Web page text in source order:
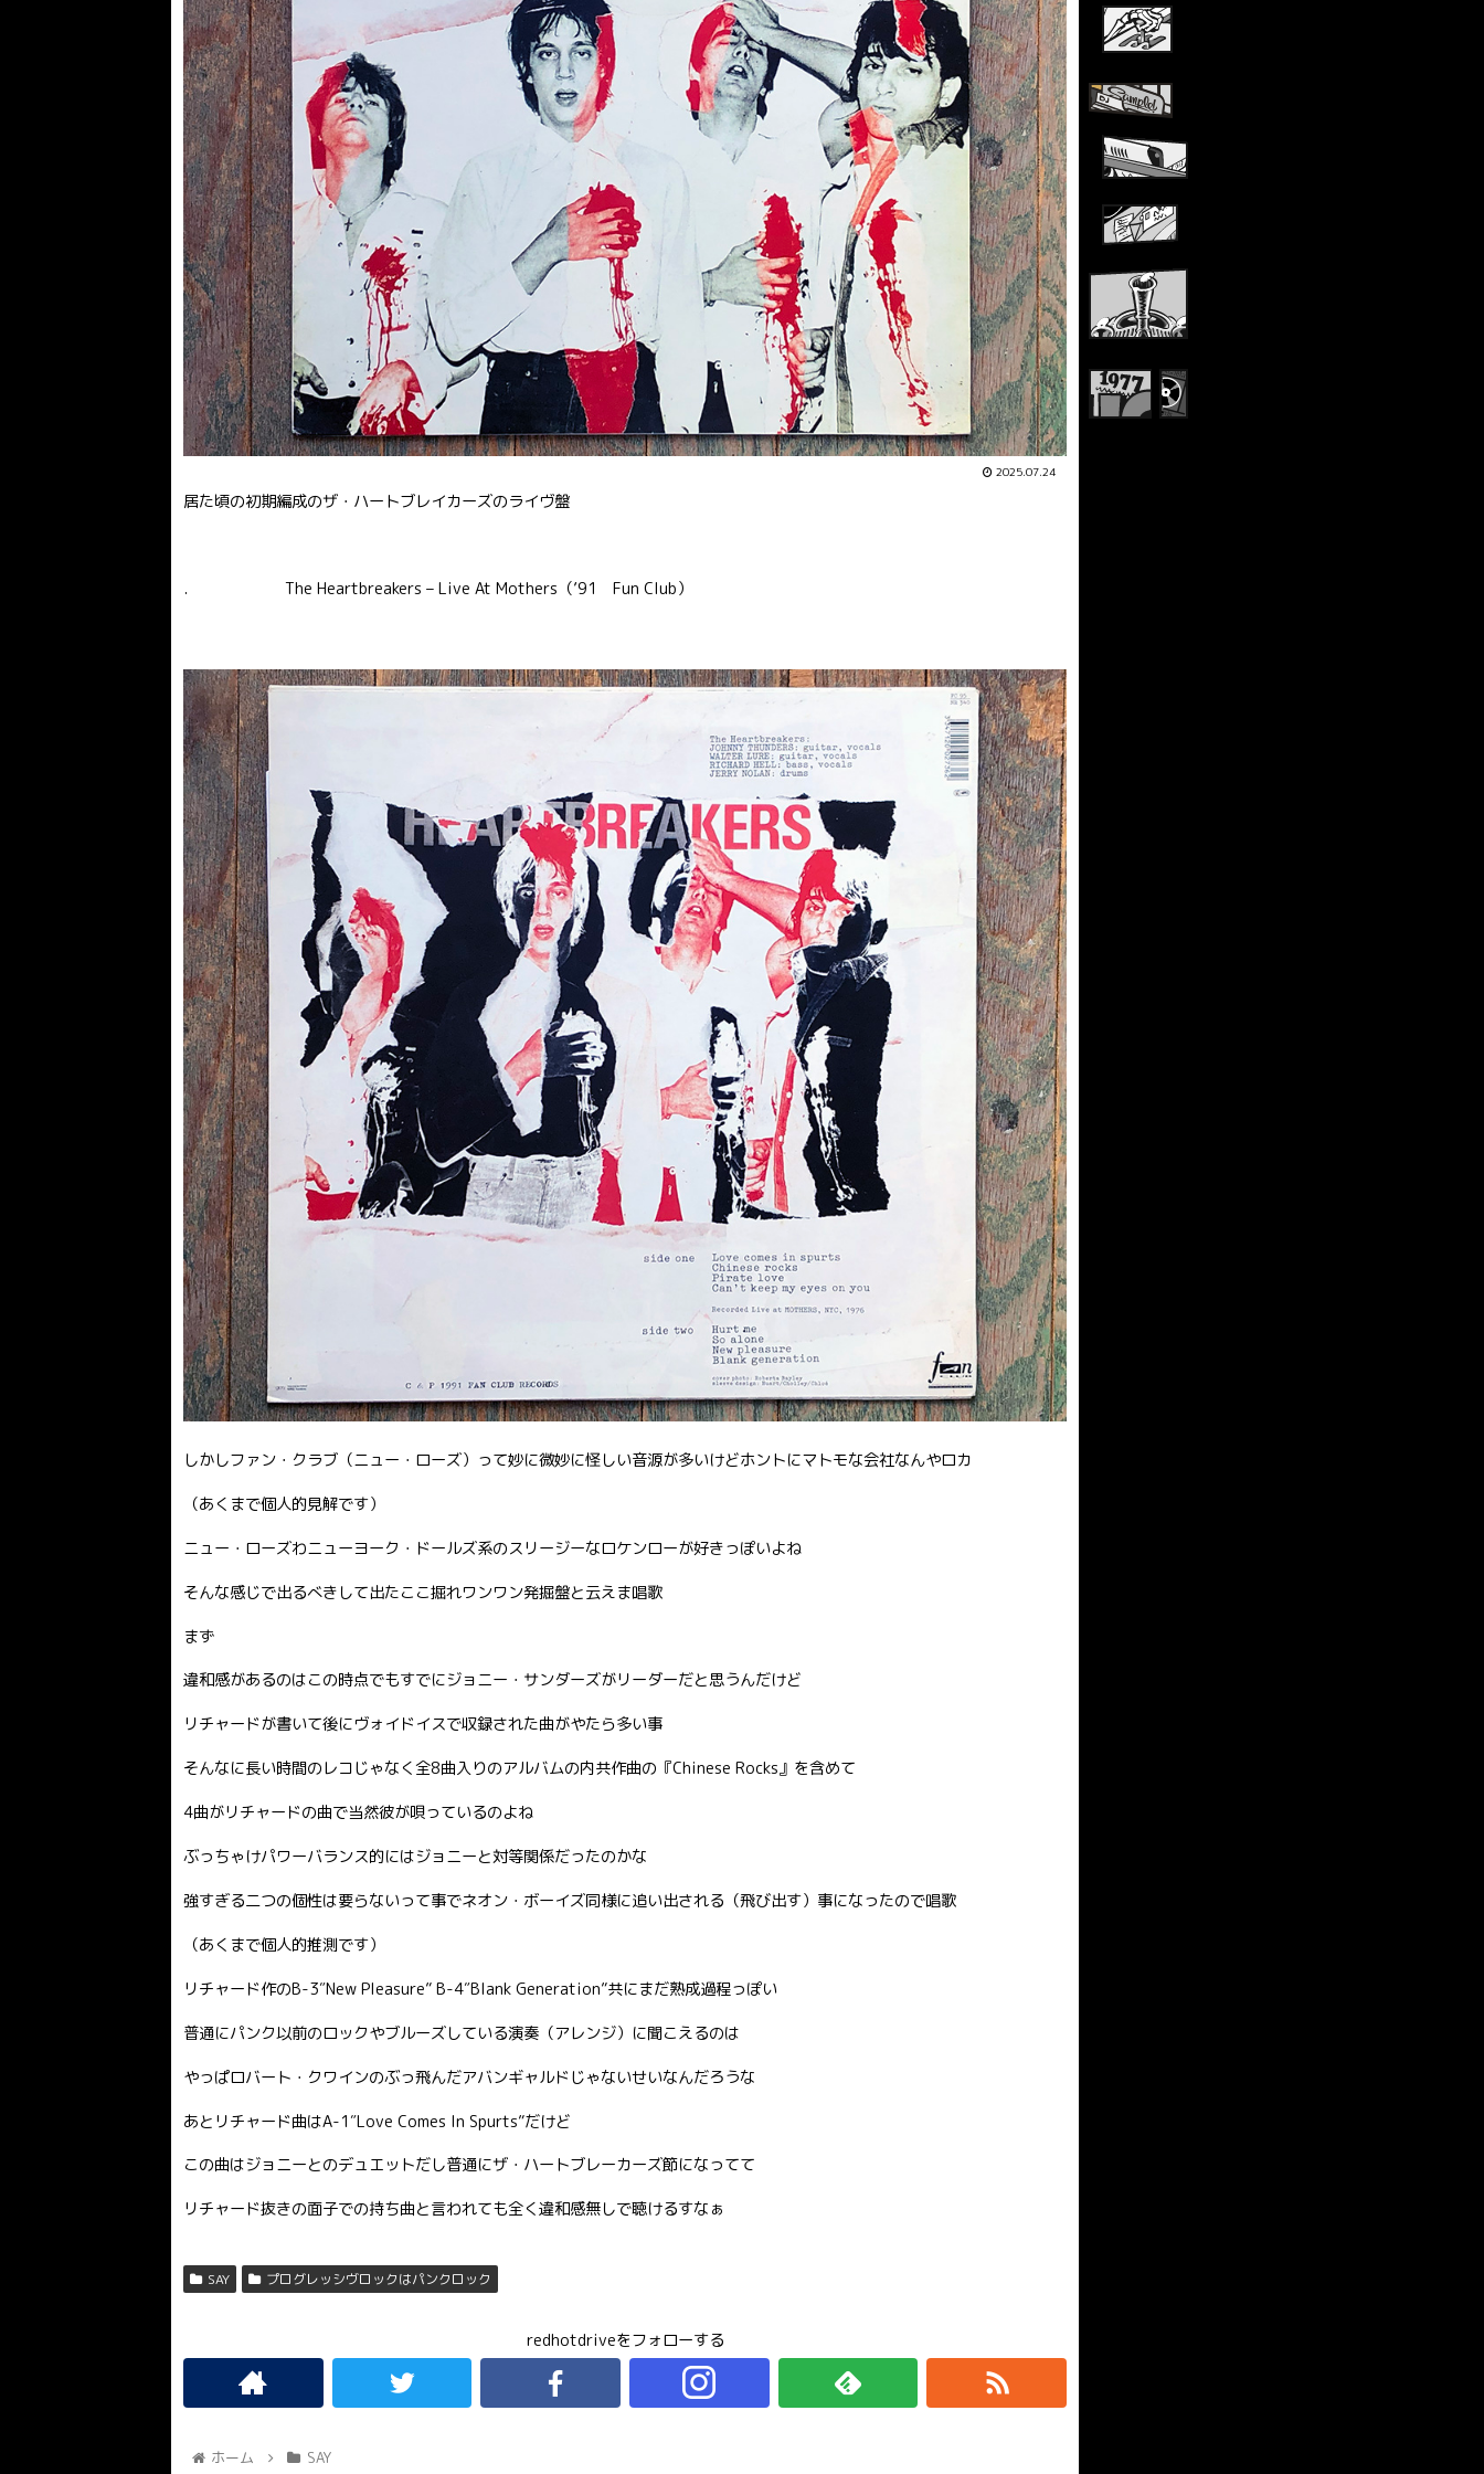
2025.07.24
居た頃の初期編成のザ・ハートブレイカーズのライヴ盤
. The Heartbreakers – Live At Mothers（’91 Fun Club）
しかしファン・クラブ（ニュー・ローズ）って妙に微妙に怪しい音源が多いけどホントにマトモな会社なんやロカ
（あくまで個人的見解です）
ニュー・ローズわニューヨーク・ドールズ系のスリージーなロケンローが好きっぽいよね
そんな感じで出るべきして出たここ掘れワンワン発掘盤と云えま唱歌
まず
違和感があるのはこの時点でもすでにジョニー・サンダーズがリーダーだと思うんだけど
リチャードが書いて後にヴォイドイスで収録された曲がやたら多い事
そんなに長い時間のレコじゃなく全8曲入りのアルバムの内共作曲の『Chinese Rocks』を含めて
4曲がリチャードの曲で当然彼が唄っているのよね
ぶっちゃけパワーバランス的にはジョニーと対等関係だったのかな
強すぎる二つの個性は要らないって事でネオン・ボーイズ同様に追い出される（飛び出す）事になったので唱歌
（あくまで個人的推測です）
リチャード作のB-3″New Pleasure” B-4″Blank Generation”共にまだ熟成過程っぽい
普通にパンク以前のロックやブルーズしている演奏（アレンジ）に聞こえるのは
やっぱロバート・クワインのぶっ飛んだアバンギャルドじゃないせいなんだろうな
あとリチャード曲はA-1″Love Comes In Spurts”だけど
この曲はジョニーとのデュエットだし普通にザ・ハートブレーカーズ節になってて
リチャード抜きの面子での持ち曲と言われても全く違和感無しで聴けるすなぁ
SAY プログレッシヴロックはパンクロック
redhotdriveをフォローする
ホーム SAY